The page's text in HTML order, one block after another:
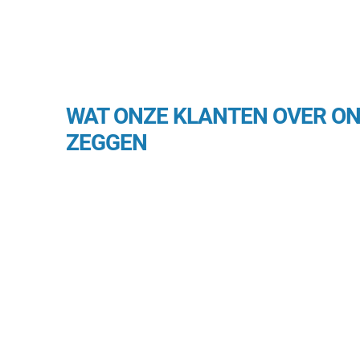
WAT ONZE KLANTEN OVER
ZEGGEN